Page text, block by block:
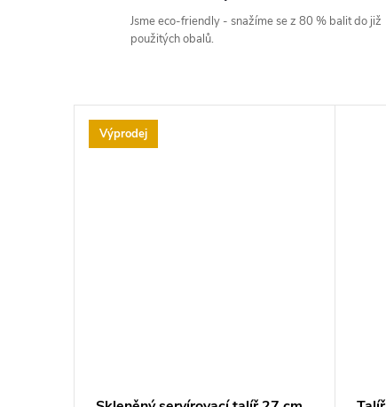
Jsme eco-friendly - snažíme se z 80 % balit do již
použitých obalů.
Výprodej